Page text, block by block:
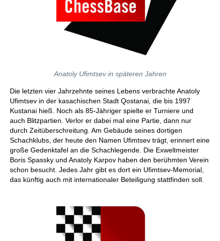
Anatoly Ufimtsev in späteren Jahren
Die letzten vier Jahrzehnte seines Lebens verbrachte Anatoly
Ufimtsev in der kasachischen Stadt Qostanai, die bis 1997
Kustanai hieß. Noch als 85-Jähriger spielte er Turniere und
auch Blitzpartien. Verlor er dabei mal eine Partie, dann nur
durch Zeitüberschreitung. Am Gebäude seines dortigen
Schachklubs, der heute den Namen Ufimtsev trägt, erinnert eine
große Gedenktafel an die Schachlegende. Die Exweltmeister
Boris Spassky und Anatoly Karpov haben den berühmten Verein
schon besucht. Jedes Jahr gibt es dort ein Ufimtsev-Memorial,
das künftig auch mit internationaler Beteiligung stattfinden soll.